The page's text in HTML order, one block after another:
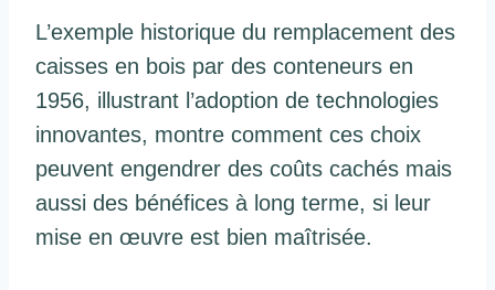
L’exemple historique du remplacement des
caisses en bois par des conteneurs en
1956, illustrant l’adoption de technologies
innovantes, montre comment ces choix
peuvent engendrer des coûts cachés mais
aussi des bénéfices à long terme, si leur
mise en œuvre est bien maîtrisée.